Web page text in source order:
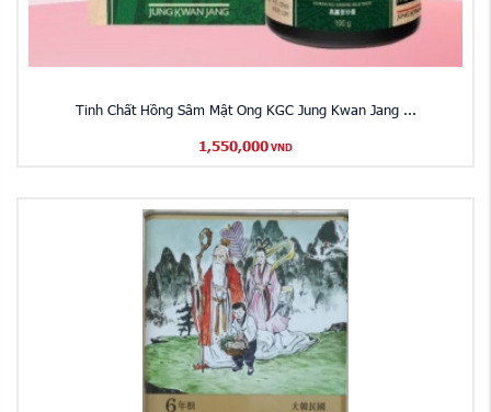
Tinh Chất Hồng Sâm Mật Ong KGC Jung Kwan Jang ...
1,550,000 VND